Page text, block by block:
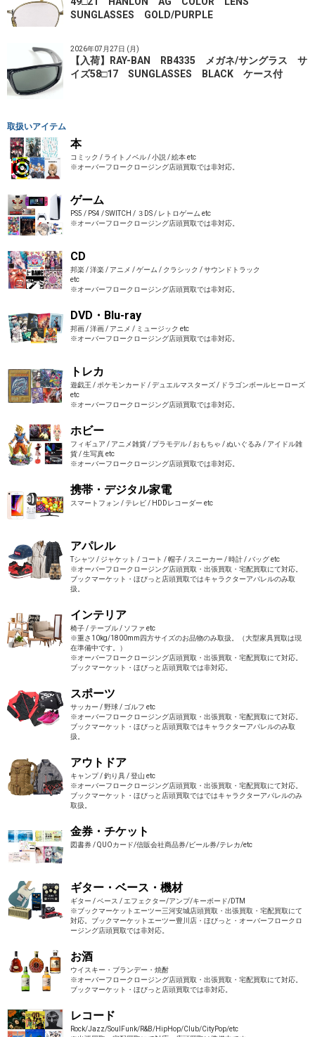
SUNGLASSES GOLD/PURPLE
2026年07月27日 (月)
【入荷】RAY-BAN RB4335 メガネ/サングラス サ
イズ58□17 SUNGLASSES BLACK ケース付
取扱いアイテム
本
コミック / ライトノベル / 小説 / 絵本 etc
※オーバーフロークロージング店頭買取では非対応。
ゲーム
PS5 / PS4 / SWITCH / ３DS / レトロゲーム etc
※オーバーフロークロージング店頭買取では非対応。
CD
邦楽 / 洋楽 / アニメ / ゲーム / クラシック / サウンドトラック
etc
※オーバーフロークロージング店頭買取では非対応。
DVD・Blu-ray
邦画 / 洋画 / アニメ / ミュージック etc
※オーバーフロークロージング店頭買取では非対応。
トレカ
遊戯王 / ポケモンカード / デュエルマスターズ / ドラゴンボールヒーローズ
etc
※オーバーフロークロージング店頭買取では非対応。
ホビー
フィギュア / アニメ雑貨 / プラモデル / おもちゃ / ぬいぐるみ / アイドル雑
貨 / 生写真 etc
※オーバーフロークロージング店頭買取では非対応。
携帯・デジタル家電
スマートフォン / テレビ / HDDレコーダー etc
アパレル
Tシャツ / ジャケット / コート / 帽子 / スニーカー / 時計 / バッグ etc
※オーバーフロークロージング店頭買取・出張買取・宅配買取にて対応。
ブックマーケット・ほびっと店頭買取ではキャラクターアパレルのみ取
扱。
インテリア
椅子 / テーブル / ソファ etc
※重さ10kg/1800mm四方サイズのお品物のみ取扱。（大型家具買取は現
在準備中です。）
※オーバーフロークロージング店頭買取・出張買取・宅配買取にて対応。
ブックマーケット・ほびっと店頭買取では非対応。
スポーツ
サッカー / 野球 / ゴルフ etc
※オーバーフロークロージング店頭買取・出張買取・宅配買取にて対応。
ブックマーケット・ほびっと店頭買取ではキャラクターアパレルのみ取
扱。
アウトドア
キャンプ / 釣り具 / 登山 etc
※オーバーフロークロージング店頭買取・出張買取・宅配買取にて対応。
ブックマーケット・ほびっと店頭買取ではではキャラクターアパレルのみ
取扱。
金券・チケット
図書券 / QUOカード/信販会社商品券/ビール券/テレカ/etc
ギター・ベース・機材
ギター / ベース / エフェクター/アンプ/キーボード/DTM
※ブックマーケットエーツー三河安城店頭買取・出張買取・宅配買取にて
対応。ブックマーケットエーツー豊川店・ほびっと・オーバーフロークロ
ージング店頭買取では非対応。
お酒
ウイスキー・ブランデー・焼酎
※オーバーフロークロージング店頭買取・出張買取・宅配買取にて対応。
ブックマーケット・ほびっと店頭買取では非対応。
レコード
Rock/Jazz/SoulFunk/R&B/HipHop/Club/CityPop/etc